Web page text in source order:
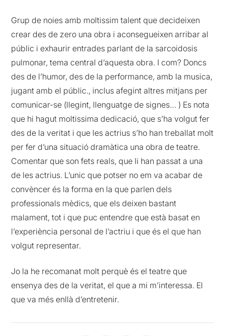
Grup de noies amb moltissim talent que decideixen
crear des de zero una obra i aconsegueixen arribar al
públic i exhaurir entrades parlant de la sarcoidosis
pulmonar, tema central d’aquesta obra. I com? Doncs
des de l’humor, des de la performance, amb la musica,
jugant amb el públic., inclus afegint altres mitjans per
comunicar-se (llegint, llenguatge de signes… ) Es nota
que hi hagut moltissima dedicació, que s’ha volgut fer
des de la veritat i que les actrius s’ho han treballat molt
per fer d’una situació dramàtica una obra de teatre.
Comentar que son fets reals, que li han passat a una
de les actrius. L’unic que potser no em va acabar de
convèncer és la forma en la que parlen dels
professionals mèdics, que els deixen bastant
malament, tot i que puc entendre que està basat en
l’experiència personal de l’actriu i que és el que han
volgut representar.
Jo la he recomanat molt perquè és el teatre que
ensenya des de la veritat, el que a mi m’interessa. El
que va més enllà d’entretenir.